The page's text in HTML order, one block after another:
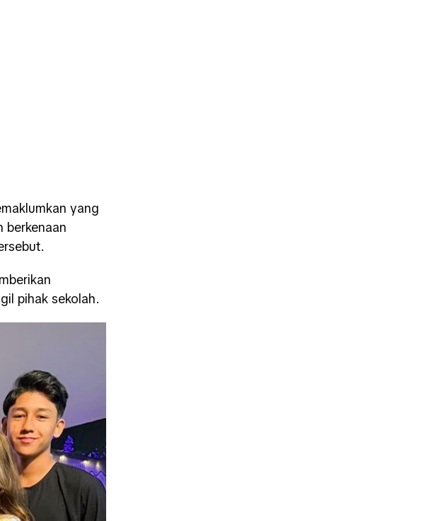
yang
berkenaan
pihak sekolah.